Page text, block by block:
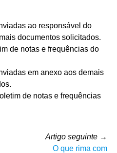
ao responsável do
documentos solicitados.
de notas e frequências do
em anexo aos demais
de notas e frequências
Artigo seguinte →
O que rima com